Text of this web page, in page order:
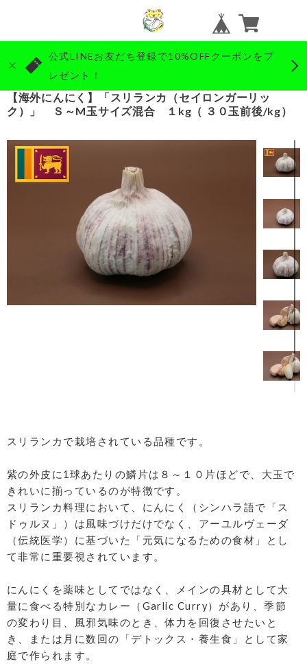
公式LINEお友だち登録で10%OFFクーポンをプ
レゼント！
【海外にんにく】「スリランカ（セイロンガーリッ
ク）」 Ｓ～M玉サイズ混合 １kg（ ３０玉前後/kg）
スリランカで栽培されている品種です。
紫の外皮に1球あたりの鱗片は８～１０片ほどで、大玉で
きれいに揃っているのが特徴です。
スリランカ料理において、にんにく（シンハラ語で「ス
ドゥルヌ」）は風味づけだけでなく、アーユルヴェーダ
（伝統医学）に基づいた「元気になるための食材」とし
て非常に重要視されています。
にんにくを薬味としてではなく、メインの具材として大
量に食べる特別なカレー（Garlic Curry）があり、季節
の変わり目、風邪気味のとき、体力を回復させたいと
き、または月に数回の「デトックス・養生食」として家
庭で作られます。